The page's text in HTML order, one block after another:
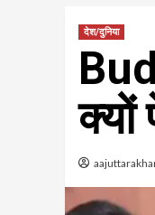
देश/दुनिया
क्यों